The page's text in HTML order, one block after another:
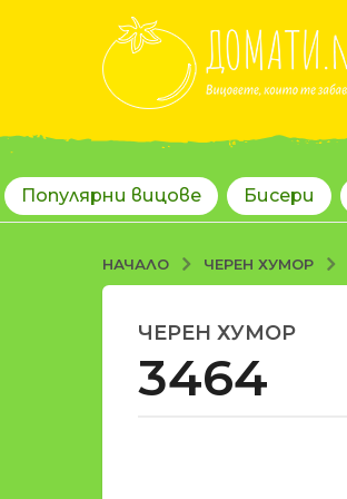
Популярни вицове Бисери
НАЧАЛО ЧЕРЕН ХУМОР
1
8
г
ЧЕРЕН ХУМОР
3464